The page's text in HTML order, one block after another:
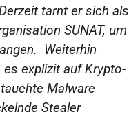
tarnt er sich als
SUNAT, um
Weiterhin
explizit auf Krypto-
Malware
Stealer